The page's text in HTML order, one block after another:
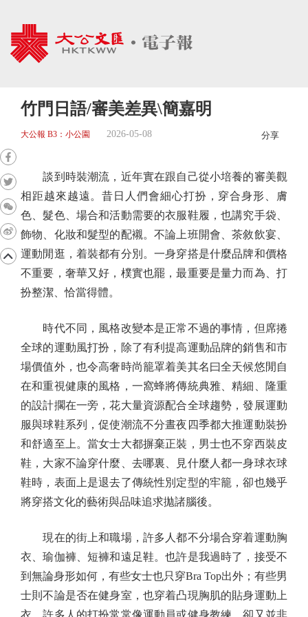
竹門日語/審美差異\簡嘉明
大公報 B3：小公園 2026-05-08 分享
談到時裝潮流，近年實在跟自己從小培養的審美觀
相距越來越遠。昔日人們會細心打扮，穿合身形、膚
色、髮色、場合和活動需要的衣服鞋履，也講究手袋、
飾物、化妝和髮型的配襯。不論上班開會、茶敘飲宴、
運動閒逛，着裝都有分別。一身穿搭是什麼品牌和價格
不重要，奢華又好，樸實也罷，最重要是量力而為、打
扮整潔、恰當得體。
時代不同，風格改變本是正常不過的事情，但席捲
全球的運動風打扮，除了有利提高運動品牌的銷售和市
場價值外，也令高奢時尚籠罩着美其名曰全天候悠閒自
在和重視健康的風格，一窩蜂將傳統典雅、精細、隆重
的設計擱在一旁，花大量資源配合全球趨勢，發展運動
服與球鞋系列，促使潮流不分晝夜四季都大推運動裝扮
和舒適至上。當女士大都摒棄正裝，男士也不穿西裝皮
鞋，大家不論穿什麼、去哪裏、見什麼人都一身球衣球
鞋時，表面上是退去了傳統性別定型的牢籠，卻也幾乎
將穿搭文化的藝術與品味追求拋諸腦後。
現在的街上和職場，許多人都不分場合穿着運動胸
衣、瑜伽褲、短褲和遠足鞋。也許是我過時了，接受不
到無論身形如何，有些女士也只穿Bra Top出外；有些男
士則不論是否在健身室，也穿着凸現胸肌的貼身運動上